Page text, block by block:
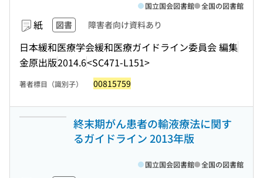
紙 図書 障害者向け資料あり
日本緩和医療学会緩和医療ガイドライン委員会 編集
金原出版2014.6<SC471-L151>
国立国会図書館 全国の図書館
著者標目（識別子） 00815759
終末期がん患者の輸液療法に関す
るガイドライン 2013年版
国立国会図書館 全国の図書館